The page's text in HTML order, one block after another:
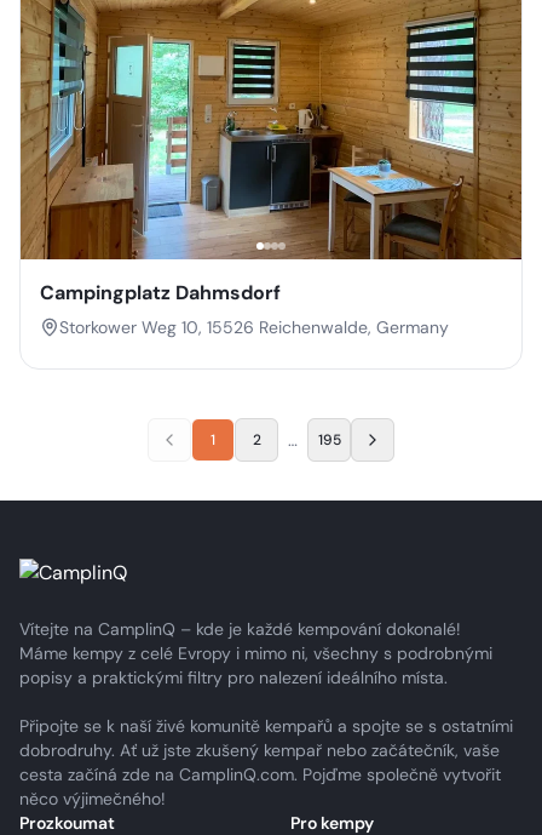
Campingplatz Dahmsdorf
Storkower Weg 10, 15526 Reichenwalde, Germany
1 2 … 195
Vítejte na CamplinQ – kde je každé kempování dokonalé!
Máme kempy z celé Evropy i mimo ni, všechny s podrobnými
popisy a praktickými filtry pro nalezení ideálního místa.
Připojte se k naší živé komunitě kempařů a spojte se s ostatními
dobrodruhy. Ať už jste zkušený kempař nebo začátečník, vaše
cesta začíná zde na CamplinQ.com. Pojďme společně vytvořit
něco výjimečného!
Prozkoumat
Pro kempy